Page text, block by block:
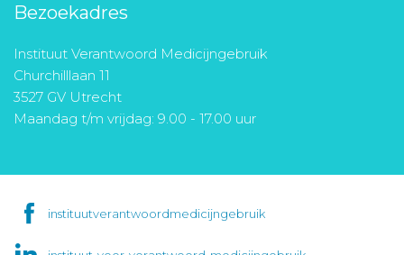
Bezoekadres
Instituut Verantwoord Medicijngebruik
Churchilllaan 11
3527 GV Utrecht
Maandag t/m vrijdag: 9.00 - 17.00 uur
instituutverantwoordmedicijngebruik